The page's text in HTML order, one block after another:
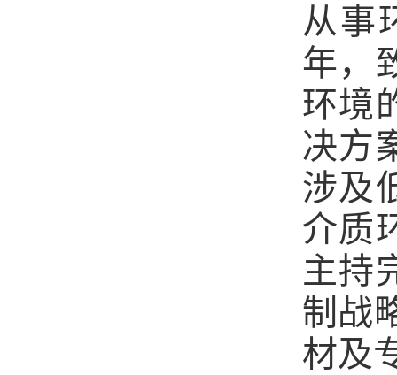
从事
年，
环境
决方
涉及
介质
主持
制战
材及